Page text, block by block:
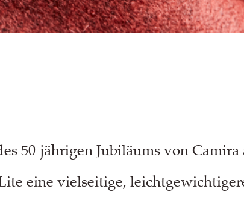
50-jährigen Jubiläums von
eine vielseitige,